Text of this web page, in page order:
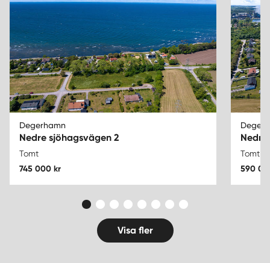
Degerhamn
Nedre sjöhagsvägen 2
Tomt
745 000 kr
Tomt
590
Visa fler